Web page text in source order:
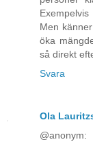
Men
öka
så direkt
Svara
Ola